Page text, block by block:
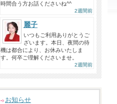
時間合う方お話くださいね^^
2週間前
麗子
いつもご利用ありがとうご
ざいます。本日、夜間の待
機は都合により、お休みいたしま
す。何卒ご理解くださいませ。
2週間前
お知らせ